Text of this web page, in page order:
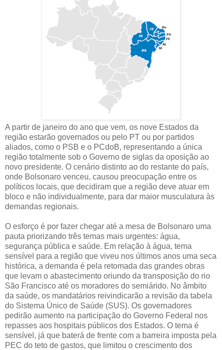
A partir de janeiro do ano que vem, os nove Estados da
região estarão governados ou pelo PT ou por partidos
aliados, como o PSB e o PCdoB, representando a única
região totalmente sob o Governo de siglas da oposição ao
novo presidente. O cenário distinto ao do restante do país,
onde Bolsonaro venceu, causou preocupação entre os
políticos locais, que decidiram que a região deve atuar em
bloco e não individualmente, para dar maior musculatura às
demandas regionais.
O esforço é por fazer chegar até a mesa de Bolsonaro uma
pauta priorizando três temas mais urgentes: água,
segurança pública e saúde. Em relação à água, tema
sensível para a região que viveu nos últimos anos uma seca
histórica, a demanda é pela retomada das grandes obras
que levam o abastecimento oriundo da transposição do rio
São Francisco até os moradores do semiárido. No âmbito
da saúde, os mandatários reivindicarão a revisão da tabela
do Sistema Único de Saúde (SUS). Os governadores
pedirão aumento na participação do Governo Federal nos
repasses aos hospitais públicos dos Estados. O tema é
sensível, já que baterá de frente com a barreira imposta pela
PEC do teto de gastos, que limitou o crescimento dos